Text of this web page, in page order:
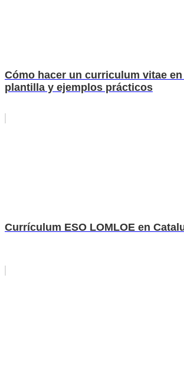
Cómo hacer un curriculum vitae
plantilla y ejemplos prácticos
Currículum ESO LOMLOE en